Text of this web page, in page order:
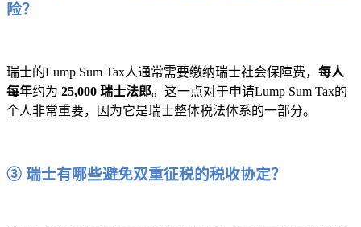
险？
瑞士的Lump Sum Tax人通常需要缴纳瑞士社会保障费， 每人
每年约为 25,000 瑞士法郎。这一点对于申请Lump Sum Tax的
个人非常重要，因为它是瑞士整体税法体系的一部分。
③ 瑞士有哪些避免双重征税的税收协定？